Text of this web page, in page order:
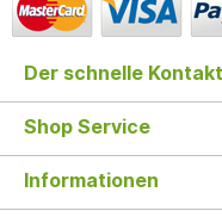
Der schnelle Kontakt
Shop Service
Informationen